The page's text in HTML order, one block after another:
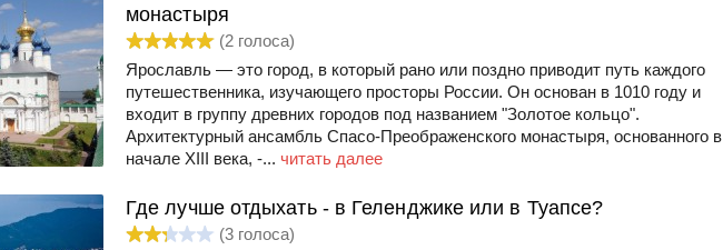
монастыря
(2 голоса)
Ярославль — это город, в который рано или поздно приводит путь каждого
путешественника, изучающего просторы России. Он основан в 1010 году и
входит в группу древних городов под названием "Золотое кольцо".
Архитектурный ансамбль Спасо-Преображенского монастыря, основанного в
начале XIII века, -... читать далее
Где лучше отдыхать - в Геленджике или в Туапсе?
(3 голоса)